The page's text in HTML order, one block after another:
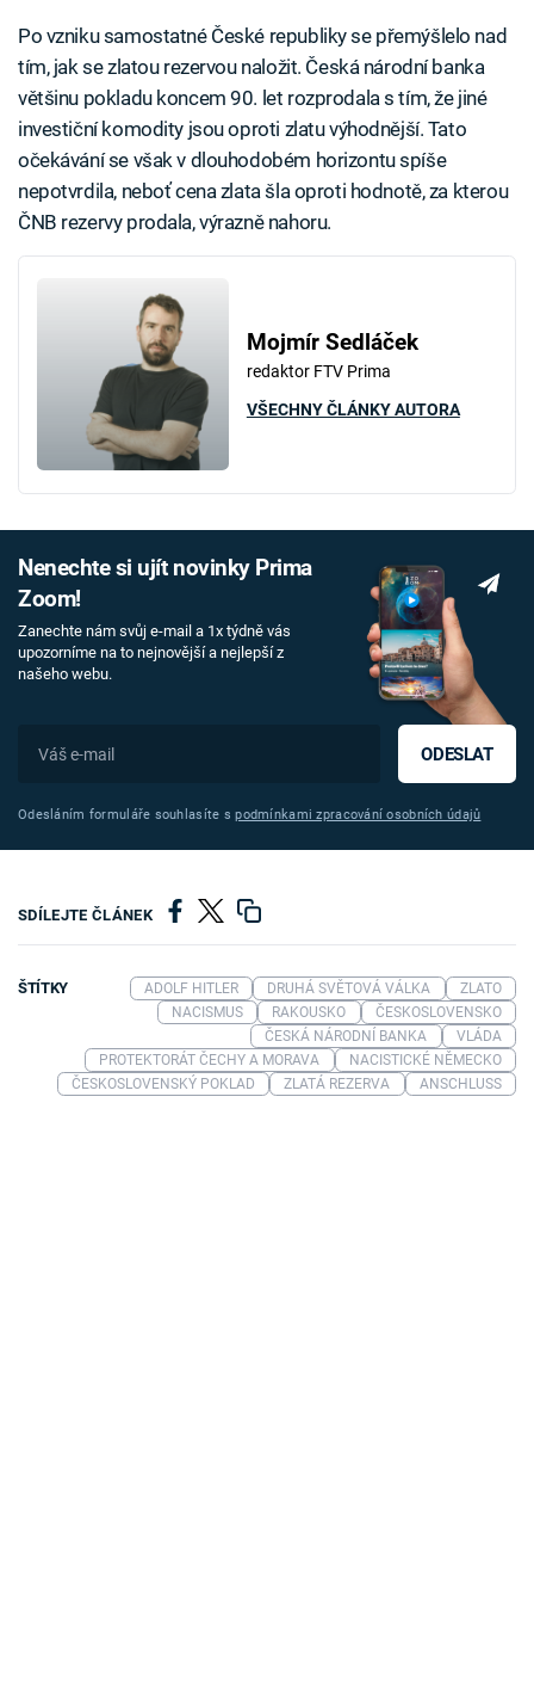
Po vzniku samostatné České republiky se přemýšlelo nad
tím, jak se zlatou rezervou naložit. Česká národní banka
většinu pokladu koncem 90. let rozprodala s tím, že jiné
investiční komodity jsou oproti zlatu výhodnější. Tato
očekávání se však v dlouhodobém horizontu spíše
nepotvrdila, neboť cena zlata šla oproti hodnotě, za kterou
ČNB rezervy prodala, výrazně nahoru.
Mojmír Sedláček
redaktor FTV Prima
VŠECHNY ČLÁNKY AUTORA
Nenechte si ujít novinky Prima
Zoom!
Zanechte nám svůj e-mail a 1x týdně vás
upozorníme na to nejnovější a nejlepší z
našeho webu.
ODESLAT
Odesláním formuláře souhlasíte spodmínkami zpracování osobních údajů
SDÍLEJTE ČLÁNEK
ŠTÍTKY ADOLF HITLER DRUHÁ SVĚTOVÁ VÁLKA
ZLATO
NACISMUS
RAKOUSKO
ČESKOSLOVENSKO
ČESKÁ NÁRODNÍ BANKA
VLÁDA
PROTEKTORÁT ČECHY A MORAVA
NACISTICKÉ NĚMECKO
ČESKOSLOVENSKÝ POKLAD
ZLATÁ REZERVA ANSCHLUSS